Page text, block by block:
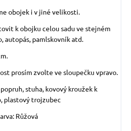
obojek i v jiné velikosti.
k obojku celou sadu ve stejném
autopás, pamlskovník atd.
prosím zvolte ve sloupečku vpravo.
stuha, kovový kroužek k
plastový trojzubec
Růžová